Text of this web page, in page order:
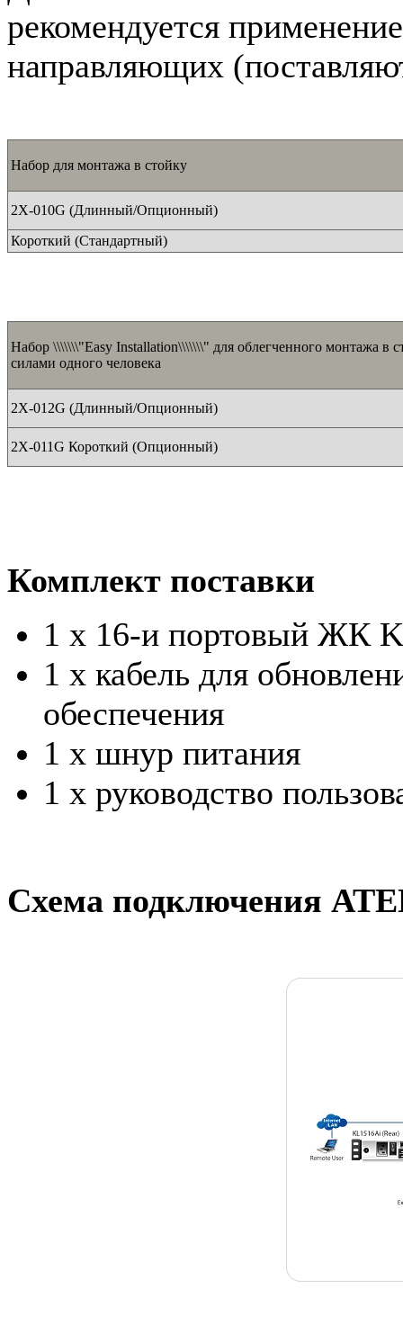
рекомендуется
направляющих
Набор для монтажа в стойку
2Х-010G (Длинный/Опционный)
Короткий (Стандартный)
Набор \\\\\\\"Easy Installation\\\\\\\" для облегченного монтажа в
силами одного человека
2Х-012G (Длинный/Опционный)
2Х-011G Короткий (Опционный)
Комплект поставки
1 х 16-и портовый ЖК
1 х кабель для
обеспечения
1 х шнур питания
1 х руководство
Схема подключения